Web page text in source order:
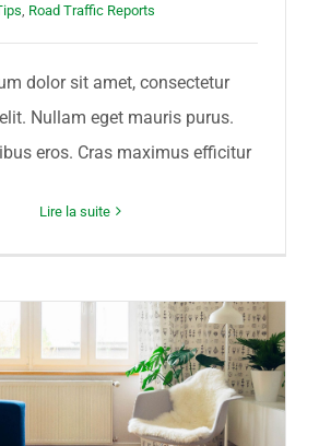
Road Traffic Reports
dolor sit amet, consectetur
Nullam eget mauris purus.
eros. Cras maximus efficitur
Lire la suite